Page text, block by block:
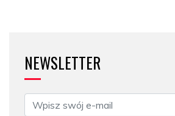
NEWSLETTER